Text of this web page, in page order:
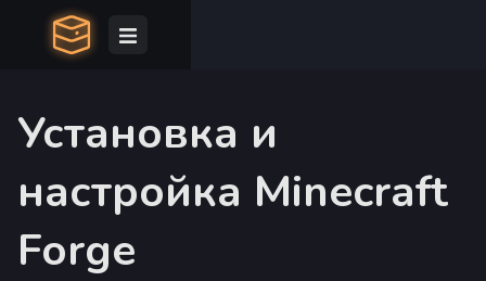
Установка и
настройка Minecraft
Forge